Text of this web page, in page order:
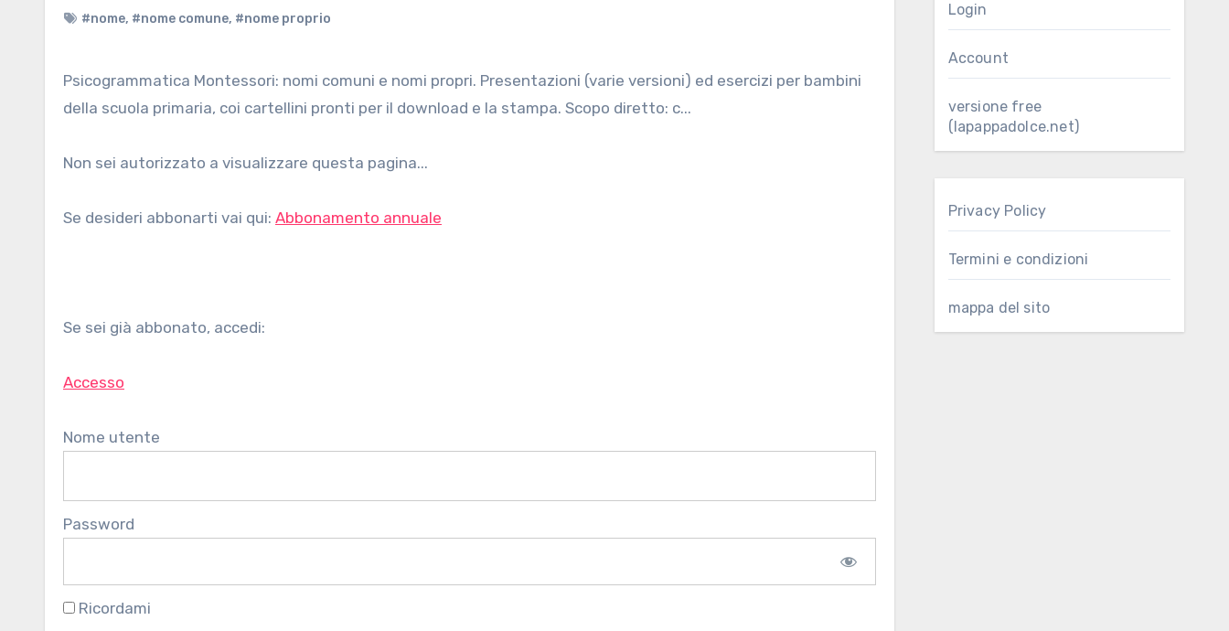
#nome, #nome comune, #nome proprio
Psicogrammatica Montessori: nomi comuni e nomi propri. Presentazioni (varie versioni) ed esercizi per bambini
della scuola primaria, coi cartellini pronti per il download e la stampa. Scopo diretto: c...
Non sei autorizzato a visualizzare questa pagina...
Se desideri abbonarti vai qui: Abbonamento annuale
Se sei già abbonato, accedi:
Accesso
Nome utente
Password
Ricordami
Login
Account
versione free
(lapappadolce.net)
Privacy Policy
Termini e condizioni
mappa del sito